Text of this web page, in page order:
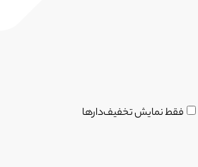
فقط نمایش تخفیف‌دارها